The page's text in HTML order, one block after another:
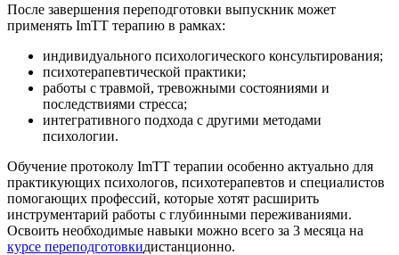
После завершения переподготовки выпускник может
применять ImTT терапию в рамках:
индивидуального психологического консультирования;
психотерапевтической практики;
работы с травмой, тревожными состояниями и
последствиями стресса;
интегративного подхода с другими методами
психологии.
Обучение протоколу ImTT терапии особенно актуально для
практикующих психологов, психотерапевтов и специалистов
помогающих профессий, которые хотят расширить
инструментарий работы с глубинными переживаниями.
Освоить необходимые навыки можно всего за 3 месяца на
курсе переподготовкидистанционно.